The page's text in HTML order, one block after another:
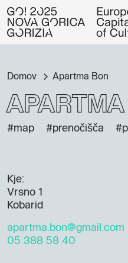
Domov Apartma Bon
Apartma
#map #prenočišča
Kje:
Vrsno 1
Kobarid
apartma.bon@gmail.com
05 388 58 40